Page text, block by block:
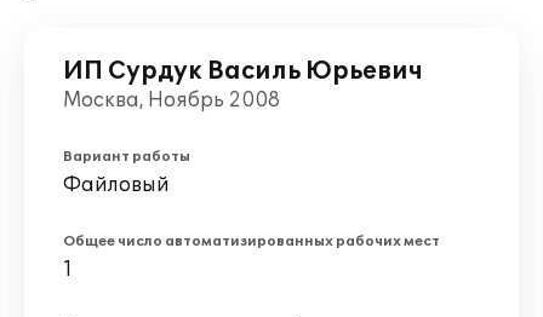
ИП Сурдук Василь Юрьевич
Москва, Ноябрь 2008
Вариант работы
Файловый
Общее число автоматизированных рабочих мест
1